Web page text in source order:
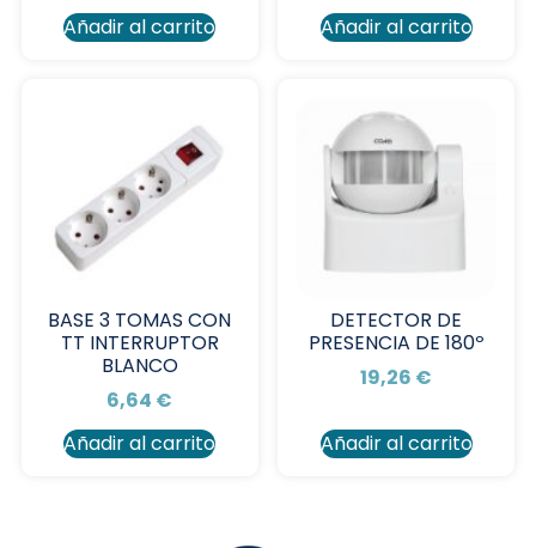
Añadir al carrito
Añadir al carrito
BASE 3 TOMAS CON
TT INTERRUPTOR
BLANCO
6,64 €
Añadir al carrito
DETECTOR DE
PRESENCIA DE 180º
19,26 €
Añadir al carrito